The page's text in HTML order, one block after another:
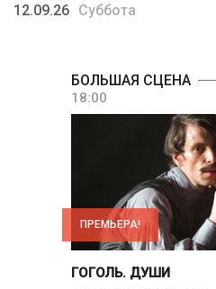
12.09.26 Суббота
БОЛЬШАЯ СЦЕНА
18:00
ПРЕМЬЕРА!
ГОГОЛЬ. ДУШИ